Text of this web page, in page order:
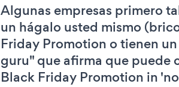
Algunas empresas primero
un hágalo usted mismo
Friday Promotion o tienen
guru" que afirma que puede
Black Friday Promotion in